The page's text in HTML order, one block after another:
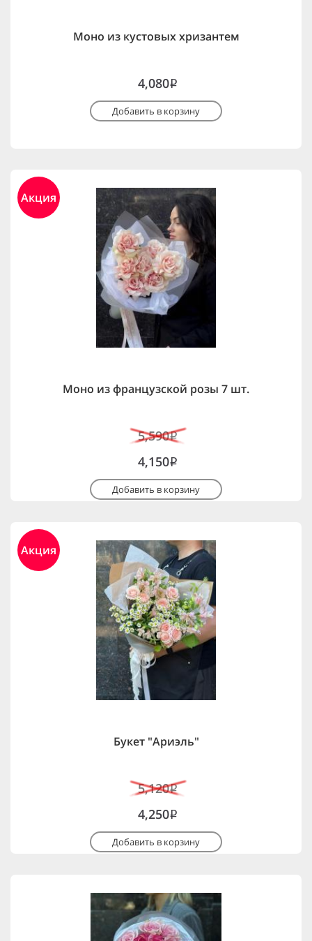
Моно из кустовых хризантем
4,080i
Добавить в корзину
Акция
Моно из французской розы 7 шт.
5,590i
4,150i
Добавить в корзину
Акция
Букет "Ариэль"
5,120i
4,250i
Добавить в корзину